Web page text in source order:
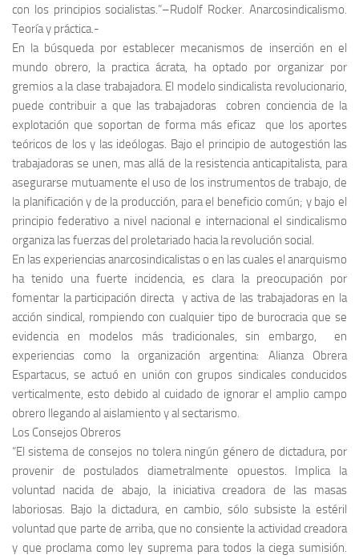
con los principios socialistas.”–Rudolf Rocker. Anarcosindicalismo.
Teoría y práctica.-
En la búsqueda por establecer mecanismos de inserción en el
mundo obrero, la practica ácrata, ha optado por organizar por
gremios a la clase trabajadora. El modelo sindicalista revolucionario,
puede contribuir a que las trabajadoras cobren conciencia de la
explotación que soportan de forma más eficaz que los aportes
teóricos de los y las ideólogas. Bajo el principio de autogestión las
trabajadoras se unen, mas allá de la resistencia anticapitalista, para
asegurarse mutuamente el uso de los instrumentos de trabajo, de
la planificación y de la producción, para el beneficio común; y bajo el
principio federativo a nivel nacional e internacional el sindicalismo
organiza las fuerzas del proletariado hacia la revolución social.
En las experiencias anarcosindicalistas o en las cuales el anarquismo
ha tenido una fuerte incidencia, es clara la preocupación por
fomentar la participación directa y activa de las trabajadoras en la
acción sindical, rompiendo con cualquier tipo de burocracia que se
evidencia en modelos más tradicionales, sin embargo, en
experiencias como la organización argentina: Alianza Obrera
Espartacus, se actuó en unión con grupos sindicales conducidos
verticalmente, esto debido al cuidado de ignorar el amplio campo
obrero llegando al aislamiento y al sectarismo.
Los Consejos Obreros
“El sistema de consejos no tolera ningún género de dictadura, por
provenir de postulados diametralmente opuestos. Implica la
voluntad nacida de abajo, la iniciativa creadora de las masas
laboriosas. Bajo la dictadura, en cambio, sólo subsiste la estéril
voluntad que parte de arriba, que no consiente la actividad creadora
y que proclama como ley suprema para todos la ciega sumisión.